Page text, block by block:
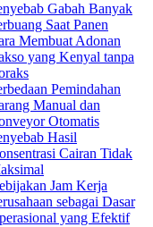
Gabah Banyak
Saat Panen
Membuat Adonan
yang Kenyal tanpa
Pemindahan
Manual dan
Otomatis
Hasil
Cairan Tidak
Jam Kerja
sebagai Dasar
yang Efektif